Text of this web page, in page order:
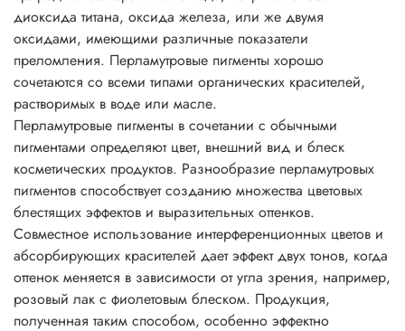
прозрачными.
Перламутровые пигменты часто включают в прозрачные
смеси. Чем более светопроницаем состав, тем лучше
эффект и меньше необходимая концентрация.
Непрозрачные составы требуют больше пигмента,
поскольку светорассеивание снижает перламутровый
блеск.
Основные характеристики перламутровых пигментов
• физиологически безопасны;
• не растворимы в воде, разбавляются кислотами и
щелочами;
• негорючие вещества;
• устойчивы до 800°C;
• устойчивы к УФ;
• превосходно сочетаются с другими пигментами;
диоксида титана, оксида железа, или же двумя
оксидами, имеющими различные показатели
преломления. Перламутровые пигменты хорошо
сочетаются со всеми типами органических красителей,
растворимых в воде или масле.
Перламутровые пигменты в сочетании с обычными
пигментами определяют цвет, внешний вид и блеск
косметических продуктов. Разнообразие перламутровых
пигментов способствует созданию множества цветовых
блестящих эффектов и выразительных оттенков.
Совместное использование интерференционных цветов и
абсорбирующих красителей дает эффект двух тонов, когда
оттенок меняется в зависимости от угла зрения, например,
розовый лак с фиолетовым блеском. Продукция,
полученная таким способом, особенно эффектно